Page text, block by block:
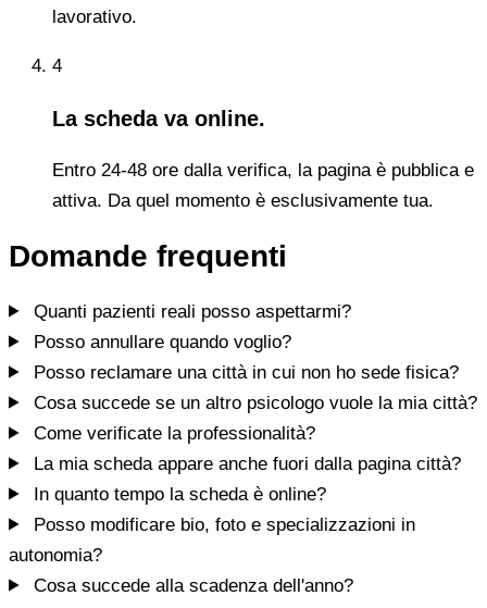
lavorativo.
4
La scheda va online.
Entro 24-48 ore dalla verifica, la pagina è pubblica e
attiva. Da quel momento è esclusivamente tua.
Domande frequenti
Quanti pazienti reali posso aspettarmi?
Posso annullare quando voglio?
Posso reclamare una città in cui non ho sede fisica?
Cosa succede se un altro psicologo vuole la mia città?
Come verificate la professionalità?
La mia scheda appare anche fuori dalla pagina città?
In quanto tempo la scheda è online?
Posso modificare bio, foto e specializzazioni in
autonomia?
Cosa succede alla scadenza dell'anno?